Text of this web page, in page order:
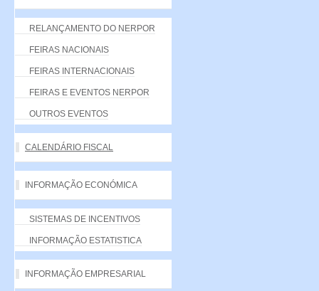
RELANÇAMENTO DO NERPOR
FEIRAS NACIONAIS
FEIRAS INTERNACIONAIS
FEIRAS E EVENTOS NERPOR
OUTROS EVENTOS
CALENDÁRIO FISCAL
INFORMAÇÃO ECONÓMICA
SISTEMAS DE INCENTIVOS
INFORMAÇÃO ESTATISTICA
INFORMAÇÃO EMPRESARIAL